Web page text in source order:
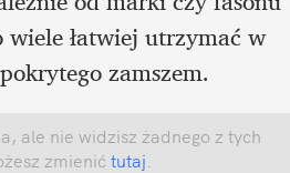
wiele łatwiej utrzymać w
zamszem.
ale nie widzisz żadnego z tych
zmienić tutaj